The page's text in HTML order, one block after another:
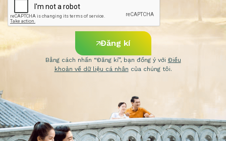
Bằng cách nhấn “Đăng kí”, bạn đồng ý với Điều
khoản về dữ liệu cá nhân của chúng tôi.
Đăng kí